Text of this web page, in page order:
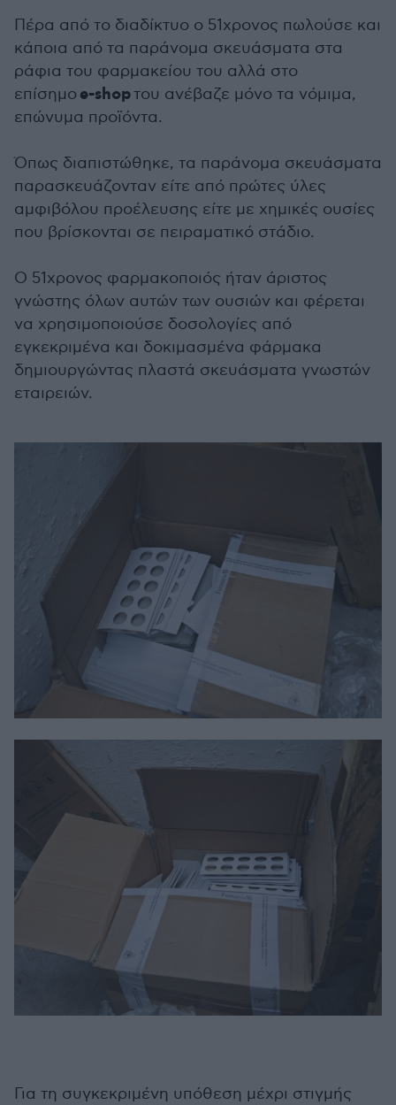
Πέρα από το διαδίκτυο ο 51χρονος πωλούσε και
κάποια από τα παράνομα σκευάσματα στα
ράφια του φαρμακείου του αλλά στο
επίσημοe-shopτου ανέβαζε μόνο τα νόμιμα,
επώνυμα προϊόντα.
Όπως διαπιστώθηκε, τα παράνομα σκευάσματα
παρασκευάζονταν είτε από πρώτες ύλες
αμφιβόλου προέλευσης είτε με χημικές ουσίες
που βρίσκονται σε πειραματικό στάδιο.
Ο 51χρονος φαρμακοποιός ήταν άριστος
γνώστης όλων αυτών των ουσιών και φέρεται
να χρησιμοποιούσε δοσολογίες από
εγκεκριμένα και δοκιμασμένα φάρμακα
δημιουργώντας πλαστά σκευάσματα γνωστών
εταιρειών.
Για τη συγκεκριμένη υπόθεση μέχρι στιγμής